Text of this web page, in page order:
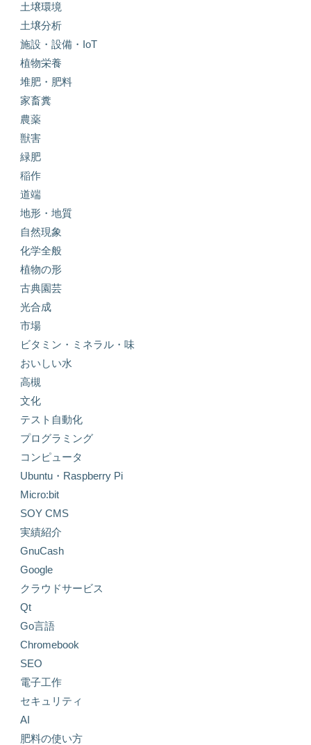
土壌環境
土壌分析
施設・設備・IoT
植物栄養
堆肥・肥料
家畜糞
農薬
獣害
緑肥
稲作
道端
地形・地質
自然現象
化学全般
植物の形
古典園芸
光合成
市場
ビタミン・ミネラル・味
おいしい水
高槻
文化
テスト自動化
プログラミング
コンピュータ
Ubuntu・Raspberry Pi
Micro:bit
SOY CMS
実績紹介
GnuCash
Google
クラウドサービス
Qt
Go言語
Chromebook
SEO
電子工作
セキュリティ
AI
肥料の使い方